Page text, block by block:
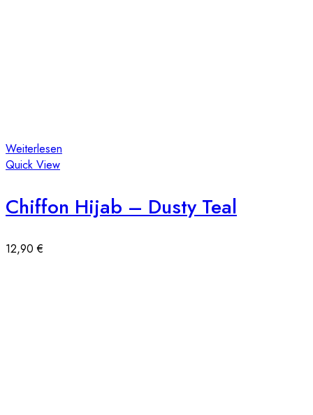
Weiterlesen
Quick View
Chiffon Hijab – Dusty Teal
12,90€